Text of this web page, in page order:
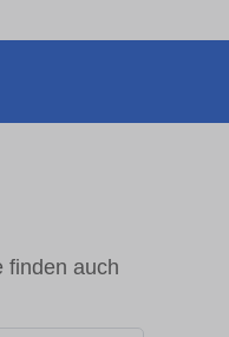
finden auch